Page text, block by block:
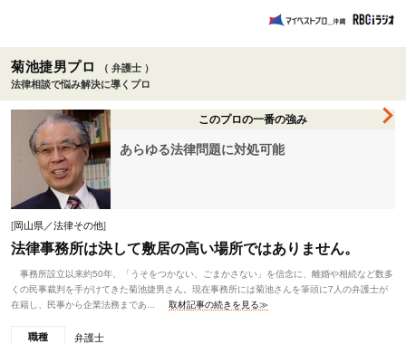
菊池捷男プロ
（ 弁護士 ）
法律相談で悩み解決に導くプロ
このプロの一番の強み
あらゆる法律問題に対処可能
[岡山県／法律その他]
法律事務所は決して敷居の高い場所ではありません。
事務所設立以来約50年、「うそをつかない、ごまかさない」を信念に、離婚や相続など数多
くの民事裁判を手がけてきた菊池捷男さん。現在事務所には菊池さんを筆頭に7人の弁護士が
在籍し、民事から企業法務まであ...
取材記事の続きを見る≫
職種 弁護士